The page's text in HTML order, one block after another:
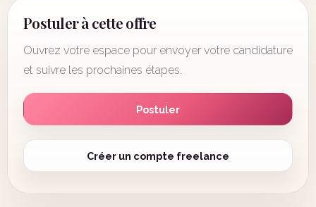
Postuler à cette offre
Ouvrez votre espace pour envoyer votre candidature
et suivre les prochaines étapes.
Postuler
Créer un compte freelance